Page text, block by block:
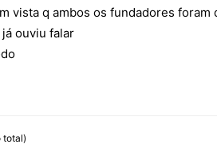
vista q ambos os fundadores foram
ouviu falar
total)